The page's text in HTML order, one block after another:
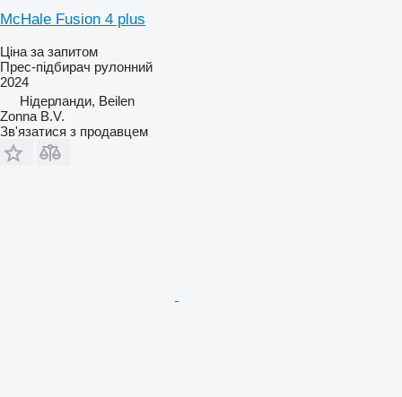
McHale Fusion 4 plus
Ціна за запитом
Прес-підбирач рулонний
2024
Нідерланди, Beilen
Zonna B.V.
Зв'язатися з продавцем